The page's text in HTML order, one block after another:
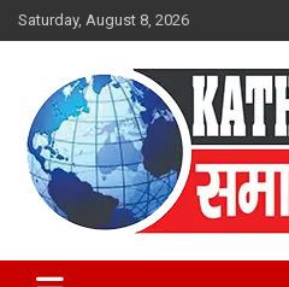
Skip
to
Saturday, August 8, 2026
Kathait